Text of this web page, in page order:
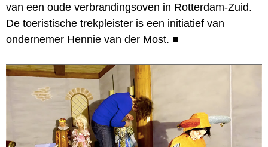
van een oude verbrandingsoven in Rotterdam-Zuid.
De toeristische trekpleister is een initiatief van
ondernemer Hennie van der Most. ■